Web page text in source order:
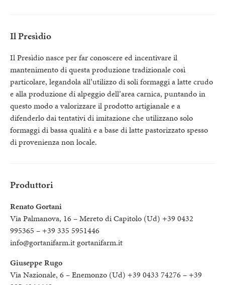
Il Presìdio
Il Presìdio nasce per far conoscere ed incentivare il
mantenimento di questa produzione tradizionale così
particolare, legandola all’utilizzo di soli formaggi a latte crudo
e alla produzione di alpeggio dell’area carnica, puntando in
questo modo a valorizzare il prodotto artigianale e a
difenderlo dai tentativi di imitazione che utilizzano solo
formaggi di bassa qualità e a base di latte pastorizzato spesso
di provenienza non locale.
Produttori
Renato Gortani
Via Palmanova, 16 – Mereto di Capitolo (Ud) +39 0432
995365 – +39 335 5951446
info@gortanifarm.it gortanifarm.it
Giuseppe Rugo
Via Nazionale, 6 – Enemonzo (Ud) +39 0433 74276 – +39